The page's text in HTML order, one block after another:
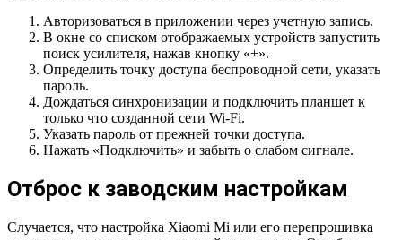
Авторизоваться в приложении через учетную запись.
В окне со списком отображаемых устройств запустить
поиск усилителя, нажав кнопку «+».
Определить точку доступа беспроводной сети, указать
пароль.
Дождаться синхронизации и подключить планшет к
только что созданной сети Wi-Fi.
Указать пароль от прежней точки доступа.
Нажать «Подключить» и забыть о слабом сигнале.
Отброс к заводским настройкам
Случается, что настройка Xiaomi Mi или его перепрошивка